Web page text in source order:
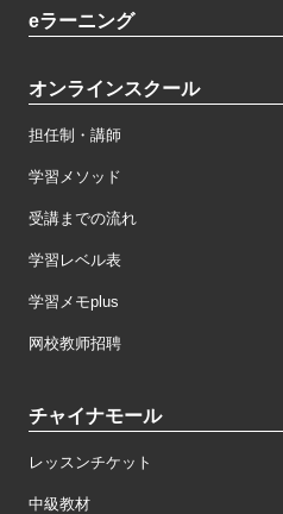
eラーニング
オンラインスクール
担任制・講師
学習メソッド
受講までの流れ
学習レベル表
学習メモplus
网校教师招聘
チャイナモール
レッスンチケット
中級教材